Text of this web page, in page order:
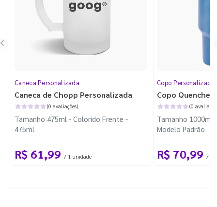
Caneca Personalizada
Caneca de Chopp Personalizada
(0 avaliações)
Tamanho 475ml - Colorido Frente -
475ml
R$ 61,99 / 1 unidade
Copo Personalizado
Copo Quencher
(0
Tamanho 1000ml
Modelo Padrão
R$ 70,99 / 1